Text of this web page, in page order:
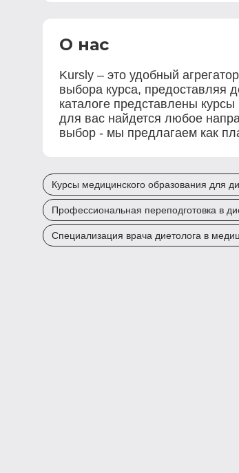
О нас
Kursly – это удобный
выбора курса, предоставляя
каталоге представлены
для вас найдется любое
выбор - мы предлагаем как
Курсы медицинского образования для
Профессиональная переподготовка в
Специализация врача диетолога в